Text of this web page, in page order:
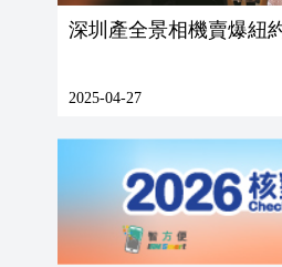
深圳產全景相機賣爆紐
2025-04-27